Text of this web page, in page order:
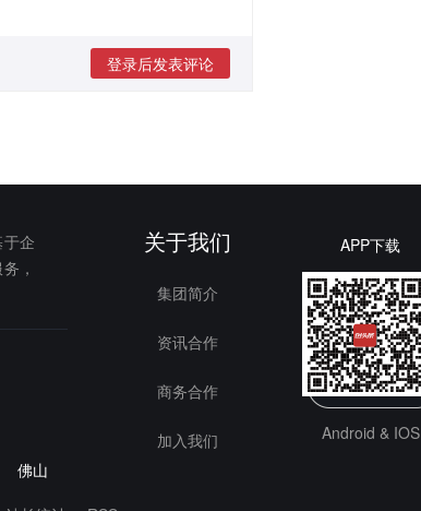
登录后发表评论
企
，
佛山
关于我们
集团简介
资讯合作
商务合作
加入我们
APP下载
Android & IOS